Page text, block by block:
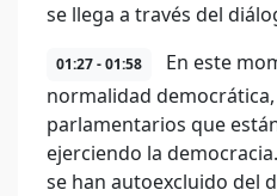
se llega a través del
01:27 - 01:58
En este
normalidad
parlamentarios que
ejerciendo la
se han autoexcluido del